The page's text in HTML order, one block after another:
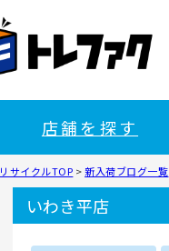
店舗を探す
リサイクルTOP >新入荷ブログ一覧
いわき平店